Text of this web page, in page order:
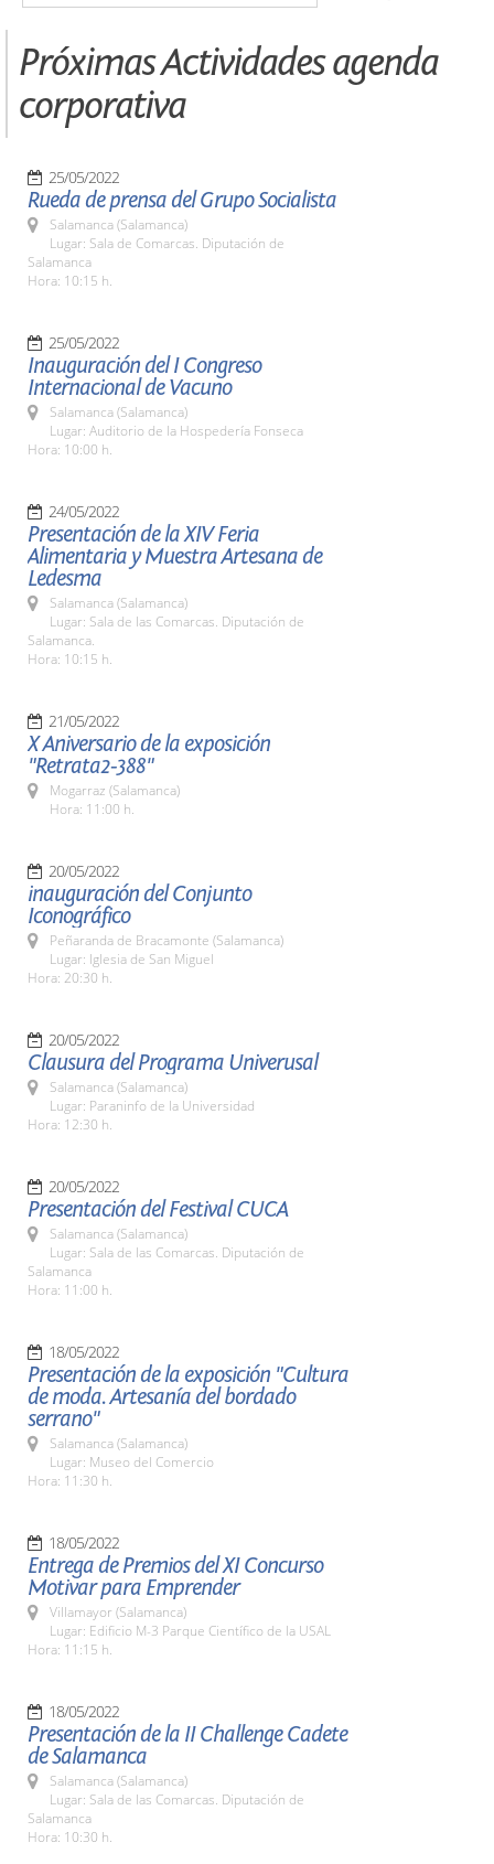
Próximas Actividades agenda
corporativa
25/05/2022
Rueda de prensa del Grupo Socialista
Salamanca (Salamanca)
Lugar: Sala de Comarcas. Diputación de
Salamanca
Hora: 10:15 h.
25/05/2022
Inauguración del I Congreso
Internacional de Vacuno
Salamanca (Salamanca)
Lugar: Auditorio de la Hospedería Fonseca
Hora: 10:00 h.
24/05/2022
Presentación de la XIV Feria
Alimentaria y Muestra Artesana de
Ledesma
Salamanca (Salamanca)
Lugar: Sala de las Comarcas. Diputación de
Salamanca.
Hora: 10:15 h.
21/05/2022
X Aniversario de la exposición
"Retrata2-388"
Mogarraz (Salamanca)
Hora: 11:00 h.
20/05/2022
inauguración del Conjunto
Iconográfico
Peñaranda de Bracamonte (Salamanca)
Lugar: Iglesia de San Miguel
Hora: 20:30 h.
20/05/2022
Clausura del Programa Univerusal
Salamanca (Salamanca)
Lugar: Paraninfo de la Universidad
Hora: 12:30 h.
20/05/2022
Presentación del Festival CUCA
Salamanca (Salamanca)
Lugar: Sala de las Comarcas. Diputación de
Salamanca
Hora: 11:00 h.
18/05/2022
Presentación de la exposición "Cultura
de moda. Artesanía del bordado
serrano"
Salamanca (Salamanca)
Lugar: Museo del Comercio
Hora: 11:30 h.
18/05/2022
Entrega de Premios del XI Concurso
Motivar para Emprender
Villamayor (Salamanca)
Lugar: Edificio M-3 Parque Científico de la USAL
Hora: 11:15 h.
18/05/2022
Presentación de la II Challenge Cadete
de Salamanca
Salamanca (Salamanca)
Lugar: Sala de las Comarcas. Diputación de
Salamanca
Hora: 10:30 h.